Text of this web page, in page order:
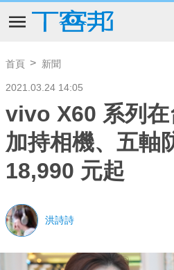
首頁 新聞
2021.03.24 14:05
vivo X60 系列在
加持相機、五軸
18,990 元起
洪詩詩